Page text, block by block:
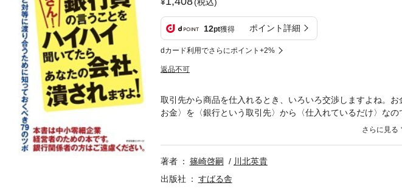
12pt獲得 ポイント詳細
dカード利用でさらにポイント+2%
返品不可
取引先から商品を仕入れるとき、いろいろ交渉しますよね。
お金〉を〈銀行という取引先〉から〈仕入れているだけ〉な
介。だけど、傾向がはっきりある。その傾向をつかんで交渉
著者 篠崎啓嗣
川北英貴
出版社
すばる舎